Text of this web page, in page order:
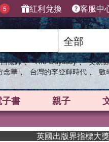
5 紅利兌換 客服中
憶錄 、 The Odyssey 、 父親
念華 、 台灣的李登輝時代 、 數
子書 親子
英國出版界指標大獎